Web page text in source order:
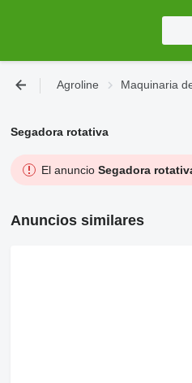
Agroline Maquinaria
Segadora rotativa
El anuncio Segadora
Anuncios similares